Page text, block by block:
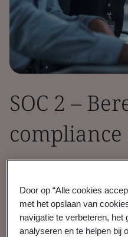
SOC 2 –
compliance
helpt
beschermen door te
beveiligingsnormen.
Door op “Alle cookies
met het opslaan van
navigatie te verbeteren, het
analyseren en te helpen bij